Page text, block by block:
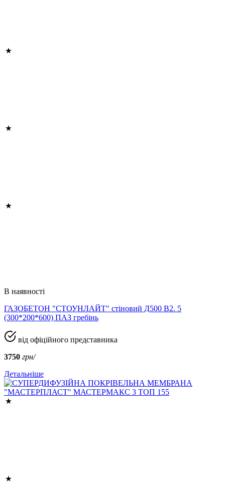
В наявності
ГАЗОБЕТОН "СТОУНЛАЙТ" стіновий Д500 В2. 5
(300*200*600) ПАЗ гребінь
від офіційного представника
3750 грн/
Детальніше